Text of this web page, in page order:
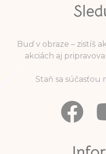
Buď v obraze – zistíš
akciách aj
Staň sa súčasťou